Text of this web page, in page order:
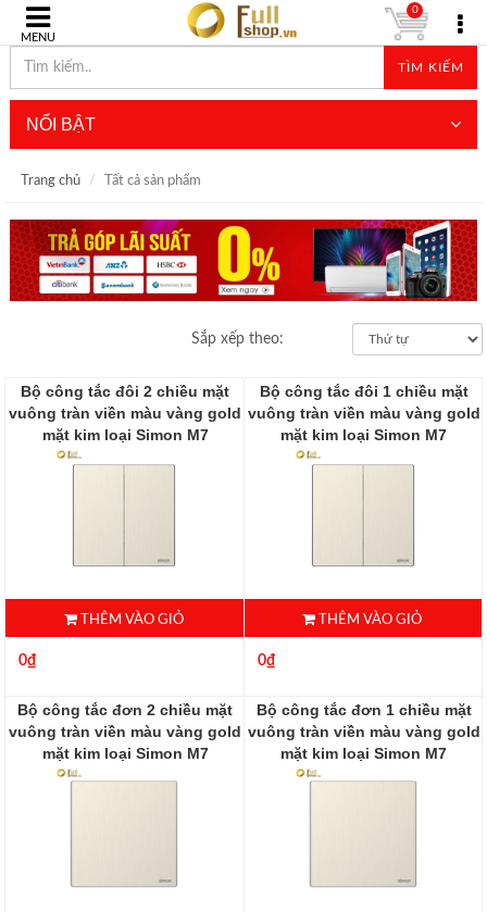
MENU
TÌM KIẾM
0
NỔI BẬT
Trang chủ Tất cả sản phẩm
Sắp xếp theo:
Bộ công tắc đôi 2 chiều mặt
vuông tràn viền màu vàng gold
mặt kim loại Simon M7
661022M-2C
THÊM VÀO GIỎ
0₫
Bộ công tắc đôi 1 chiều mặt
vuông tràn viền màu vàng gold
mặt kim loại Simon M7
661021M-2C
THÊM VÀO GIỎ
0₫
Bộ công tắc đơn 2 chiều mặt
vuông tràn viền màu vàng gold
mặt kim loại Simon M7
661012M-2C
Bộ công tắc đơn 1 chiều mặt
vuông tràn viền màu vàng gold
mặt kim loại Simon M7
661011M-2C